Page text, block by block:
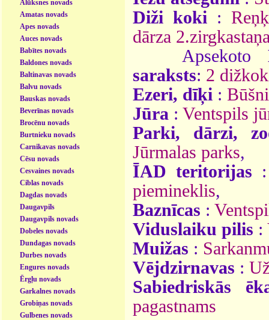
Alūksnes novads
Amatas novads
Apes novads
Auces novads
Babītes novads
Baldones novads
Baltinavas novads
Balvu novads
Bauskas novads
Beverīnas novads
Brocēnu novads
Burtnieku novads
Carnikavas novads
Cēsu novads
Cesvaines novads
Ciblas novads
Dagdas novads
Daugavpils
Daugavpils novads
Dobeles novads
Dundagas novads
Durbes novads
Engures novads
Ērgļu novads
Garkalnes novads
Grobiņas novads
Gulbenes novads
Diži koki :
dārza
Apsekoto
saraksts: 2
Ezeri, dīķi :
Jūra : Ventspils
Parki, dārzi,
Jūrmalas parks,
ĪAD teritorijas
piemineklis,
Baznīcas :
Viduslaiku pilis :
Muižas :
Vējdzirnavas :
Sabiedriskās
pagastnams